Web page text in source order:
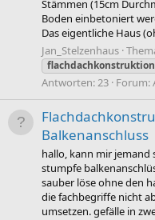
Stämmen (15cm
Boden einbetoniert
Das eigentliche Haus
Jan_Stelzenhaus
flachdachkonstruktion
Antworten: 23 Forum:
Balkenanschluss
hallo, kann mir jemand
stumpfe
sauber löse ohne den
die fachbegriffe nicht
umsetzen. gefälle in